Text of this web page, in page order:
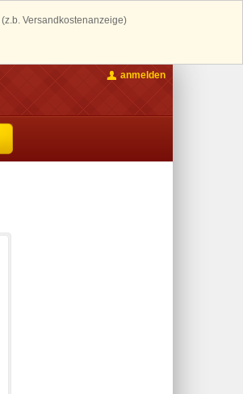
(z.b. Versandkostenanzeige)
anmelden